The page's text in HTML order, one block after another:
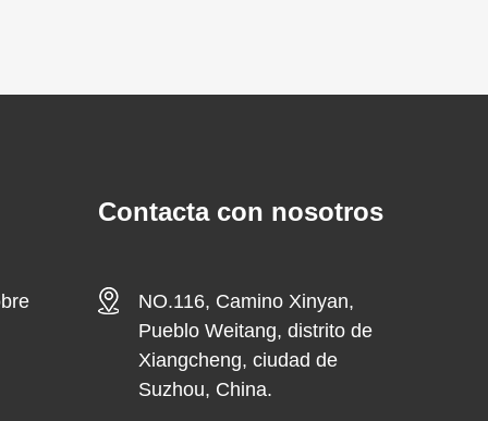
Contacta con nosotros
NO.116, Camino Xinyan,
Pueblo Weitang, distrito de
Xiangcheng, ciudad de
Suzhou, China.